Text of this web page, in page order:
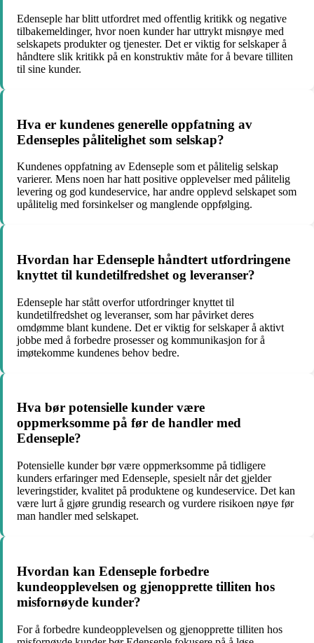
Edenseple har blitt utfordret med offentlig kritikk og negative
tilbakemeldinger, hvor noen kunder har uttrykt misnøye med
selskapets produkter og tjenester. Det er viktig for selskaper å
håndtere slik kritikk på en konstruktiv måte for å bevare tilliten
til sine kunder.
Hva er kundenes generelle oppfatning av
Edenseples pålitelighet som selskap?
Kundenes oppfatning av Edenseple som et pålitelig selskap
varierer. Mens noen har hatt positive opplevelser med pålitelig
levering og god kundeservice, har andre opplevd selskapet som
upålitelig med forsinkelser og manglende oppfølging.
Hvordan har Edenseple håndtert utfordringene
knyttet til kundetilfredshet og leveranser?
Edenseple har stått overfor utfordringer knyttet til
kundetilfredshet og leveranser, som har påvirket deres
omdømme blant kundene. Det er viktig for selskaper å aktivt
jobbe med å forbedre prosesser og kommunikasjon for å
imøtekomme kundenes behov bedre.
Hva bør potensielle kunder være
oppmerksomme på før de handler med
Edenseple?
Potensielle kunder bør være oppmerksomme på tidligere
kunders erfaringer med Edenseple, spesielt når det gjelder
leveringstider, kvalitet på produktene og kundeservice. Det kan
være lurt å gjøre grundig research og vurdere risikoen nøye før
man handler med selskapet.
Hvordan kan Edenseple forbedre
kundeopplevelsen og gjenopprette tilliten hos
misfornøyde kunder?
For å forbedre kundeopplevelsen og gjenopprette tilliten hos